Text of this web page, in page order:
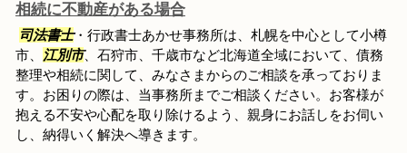
相続に不動産がある場合
司法書士・行政書士あかせ事務所は、札幌を中心として小樽
市、
江別市、石狩市、千歳市など北海道全域において、債務
整理や相続に関して、みなさまからのご相談を承っておりま
す。お困りの際は、当事務所までご相談ください。お客様が
抱える不安や心配を取り除けるよう、親身にお話しをお伺い
し、納得いく解決へ導きます。